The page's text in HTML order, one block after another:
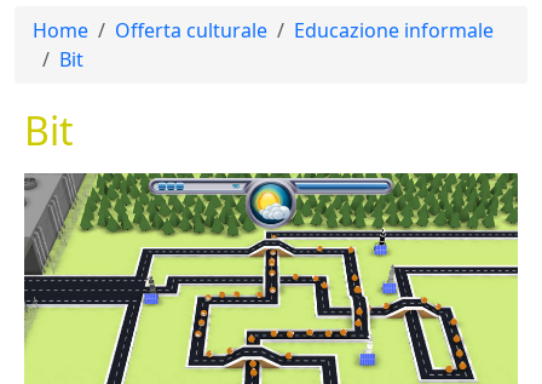
Briciole di pane
Home Offerta culturale
Educazione informale
Bit
Bit